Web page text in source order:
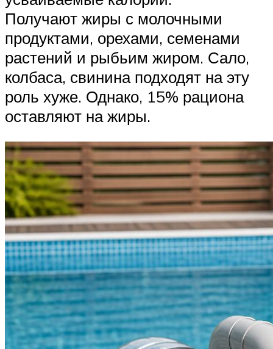
Получают жиры с молочными
продуктами, орехами, семенами
растений и рыбьим жиром. Сало,
колбаса, свинина подходят на эту
роль хуже. Однако, 15% рациона
оставляют на жиры.